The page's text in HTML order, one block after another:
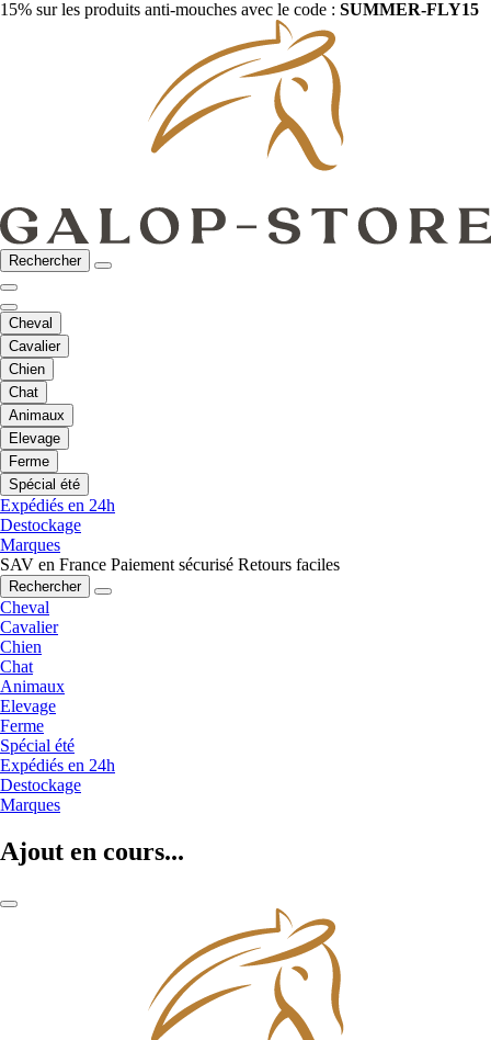
15% sur les produits anti-mouches avec le code : SUMMER-FLY15
Rechercher
Cheval
Cavalier
Chien
Chat
Animaux
Elevage
Ferme
Spécial été
Expédiés en 24h
Destockage
Marques
SAV en France Paiement sécurisé Retours faciles
Rechercher
Cheval
Cavalier
Chien
Chat
Animaux
Elevage
Ferme
Spécial été
Expédiés en 24h
Destockage
Marques
Ajout en cours...